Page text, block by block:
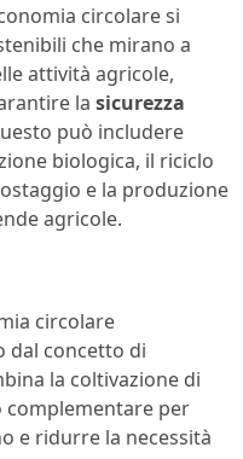
circolare si
che mirano a
attività agricole,
la sicurezza
può includere
biologica, il riciclo
e la produzione
agricole.
circolare
dal concetto di
la coltivazione di
complementare per
e ridurre la necessità